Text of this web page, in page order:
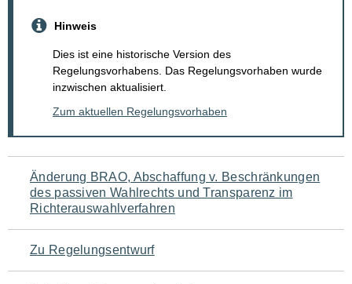
Hinweis
Dies ist eine historische Version des
Regelungsvorhabens. Das Regelungsvorhaben wurde
inzwischen aktualisiert.
Zum aktuellen Regelungsvorhaben
Navigation
für
den
Seiteninhalt
Änderung BRAO, Abschaffung v. Beschränkungen
des passiven Wahlrechts und Transparenz im
Richterauswahlverfahren
Zu Regelungsentwurf